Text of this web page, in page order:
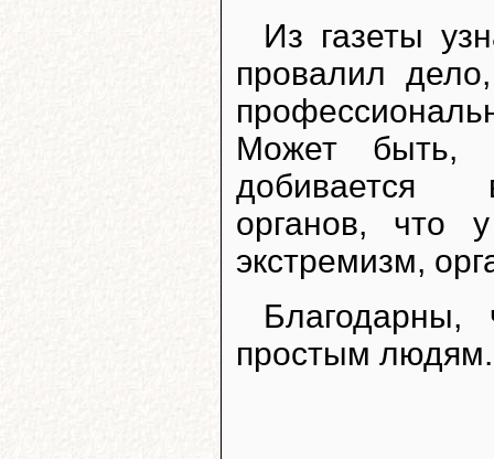
Из газеты
провалил
Может быть,
добивается
органов, что
экстремизм,
Благодарны,
простым людям.